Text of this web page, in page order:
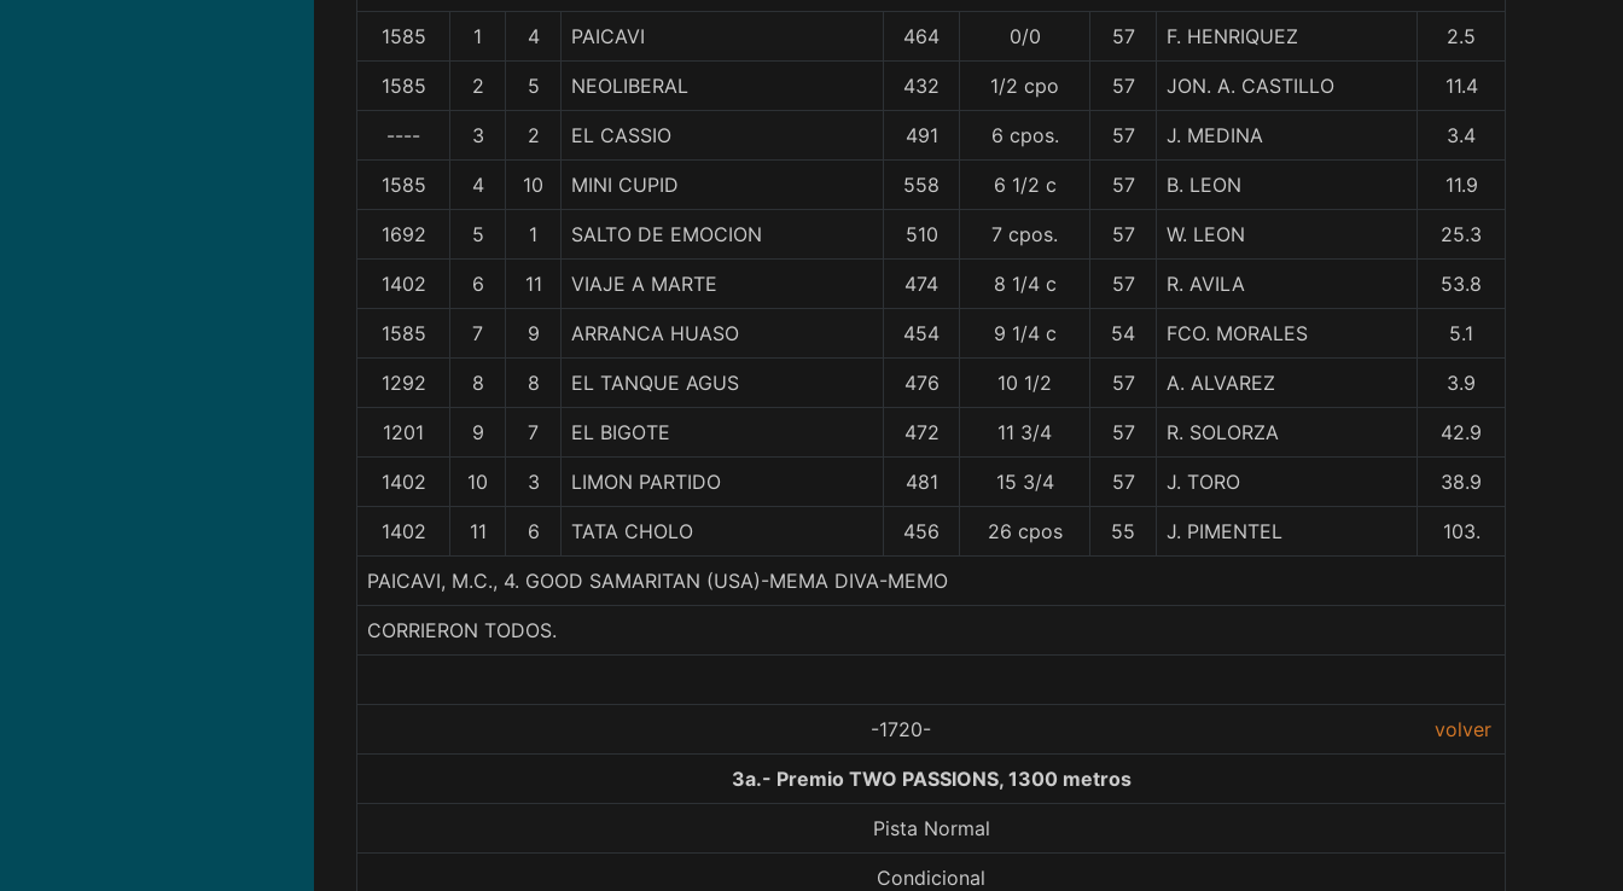
1585 1 4 PAICAVI 464 0/0 57 F. HENRIQUEZ 2.5
1585 2 5 NEOLIBERAL 432 1/2 cpo 57 JON. A. CASTILLO 11.4
---- 3 2 EL CASSIO 491 6 cpos. 57 J. MEDINA 3.4
1585 4 10 MINI CUPID 558 6 1/2 c 57 B. LEON 11.9
1692 5 1 SALTO DE EMOCION 510 7 cpos. 57 W. LEON 25.3
1402 6 11 VIAJE A MARTE 474 8 1/4 c 57 R. AVILA 53.8
1585 7 9 ARRANCA HUASO 454 9 1/4 c 54 FCO. MORALES 5.1
1292 8 8 EL TANQUE AGUS 476 10 1/2 57 A. ALVAREZ 3.9
1201 9 7 EL BIGOTE 472 11 3/4 57 R. SOLORZA 42.9
1402 10 3 LIMON PARTIDO 481 15 3/4 57 J. TORO 38.9
1402 11 6 TATA CHOLO 456 26 cpos 55 J. PIMENTEL 103.
PAICAVI, M.C., 4. GOOD SAMARITAN (USA)-MEMA DIVA-MEMO
CORRIERON TODOS.
-1720- volver
3a.- Premio TWO PASSIONS, 1300 metros
Pista Normal
Condicional